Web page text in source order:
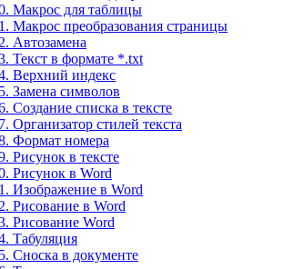
Макрос для таблицы
Макрос преобразования страницы
Автозамена
Текст в формате *.txt
Верхний индекс
Замена символов
Создание списка в тексте
Организатор стилей текста
Формат номера
Рисунок в тексте
Рисунок в Word
Изображение в Word
Рисование в Word
Рисование Word
Табуляция
Сноска в документе